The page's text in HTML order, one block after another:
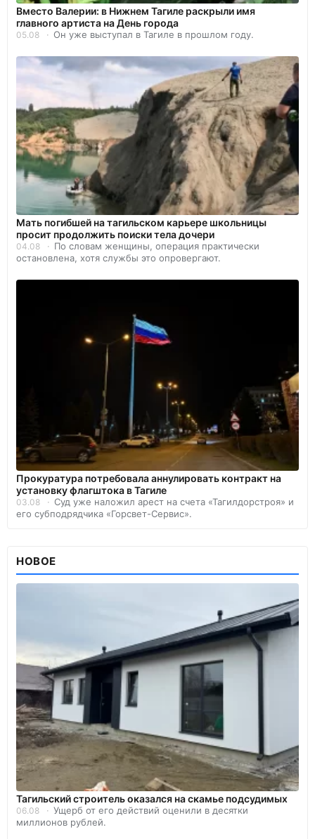
Вместо Валерии: в Нижнем Тагиле раскрыли имя
главного артиста на День города
05.08 Он уже выступал в Тагиле в прошлом году.
Мать погибшей на тагильском карьере школьницы
просит продолжить поиски тела дочери
04.08
По словам женщины, операция практически
остановлена, хотя службы это опровергают.
Прокуратура потребовала аннулировать контракт на
установку флагштока в Тагиле
03.08
Суд уже наложил арест на счета «Тагилдорстроя» и
его субподрядчика «Горсвет-Сервис».
НОВОЕ
Тагильский строитель оказался на скамье подсудимых
06.08
Ущерб от его действий оценили в десятки
миллионов рублей.